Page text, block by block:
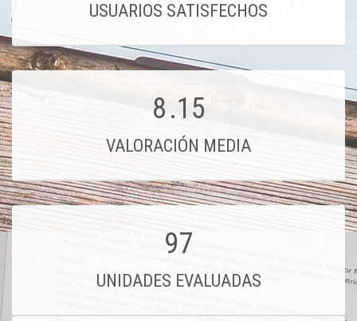
USUARIOS SATISFECHOS
8.15
VALORACIÓN MEDIA
97
UNIDADES EVALUADAS